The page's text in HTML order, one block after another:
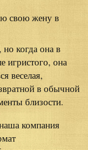
свою жену в
когда она в
игристого, она
веселая,
в обычной
близости.
компания